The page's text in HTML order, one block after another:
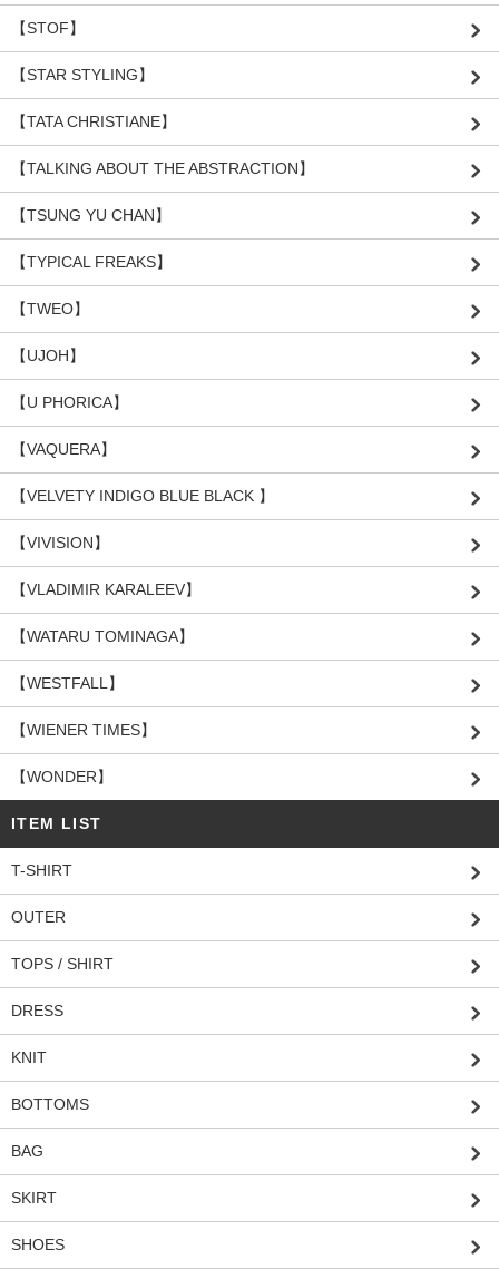
【STOF】
【STAR STYLING】
【TATA CHRISTIANE】
【TALKING ABOUT THE ABSTRACTION】
【TSUNG YU CHAN】
【TYPICAL FREAKS】
【TWEO】
【UJOH】
【U PHORICA】
【VAQUERA】
【VELVETY INDIGO BLUE BLACK 】
【VIVISION】
【VLADIMIR KARALEEV】
【WATARU TOMINAGA】
【WESTFALL】
【WIENER TIMES】
【WONDER】
ITEM LIST
T-SHIRT
OUTER
TOPS / SHIRT
DRESS
KNIT
BOTTOMS
BAG
SKIRT
SHOES